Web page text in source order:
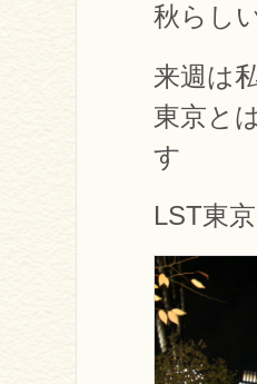
秋らし
来週は
東京と
す
LST東